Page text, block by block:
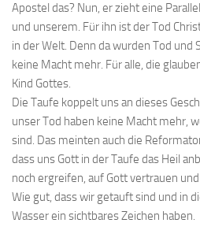
Apostel das? Nun, er zieht eine
und unserem. Für ihn ist der Tod
in der Welt. Denn da wurden Tod und
keine Macht mehr. Für alle, die
Kind Gottes.
Die Taufe koppelt uns an dieses
unser Tod haben keine Macht mehr,
sind. Das meinten auch die
dass uns Gott in der Taufe das Heil
noch ergreifen, auf Gott vertrauen
Wie gut, dass wir getauft sind und in
Wasser ein sichtbares Zeichen haben.